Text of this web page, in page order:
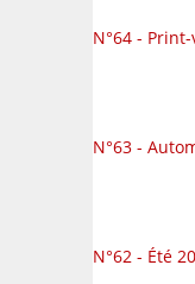
N°64 -
N°63 -
N°62 - Été